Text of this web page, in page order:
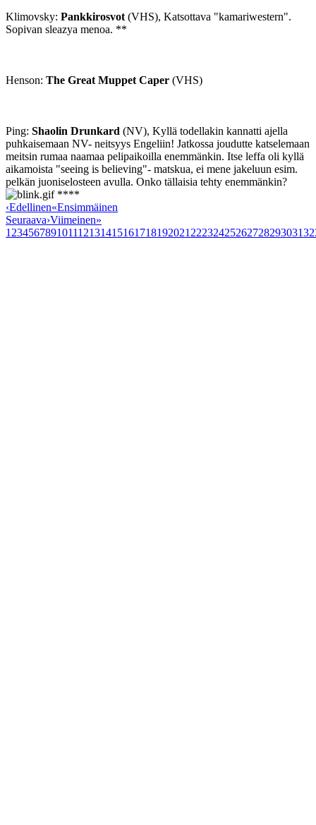
Klimovsky: Pankkirosvot (VHS), Katsottava "kamariwestern".
Sopivan sleazya menoa. **
Henson: The Great Muppet Caper (VHS)
Ping: Shaolin Drunkard (NV), Kyllä todellakin kannatti ajella
puhkaisemaan NV- neitsyys Engeliin! Jatkossa joudutte katselemaan
meitsin rumaa naamaa pelipaikoilla enemmänkin. Itse leffa oli kyllä
aikamoista "seeing is believing"- matskua, ei mene jakeluun esim.
pelkän juoniselosteen avulla. Onko tällaisia tehty enemmänkin?
****
‹Edellinen«Ensimmäinen
Seuraava›Viimeinen»
1 23456789101112131415161718192021 2223242526272829303132